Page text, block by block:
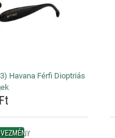
Havana Férfi Dioptriás